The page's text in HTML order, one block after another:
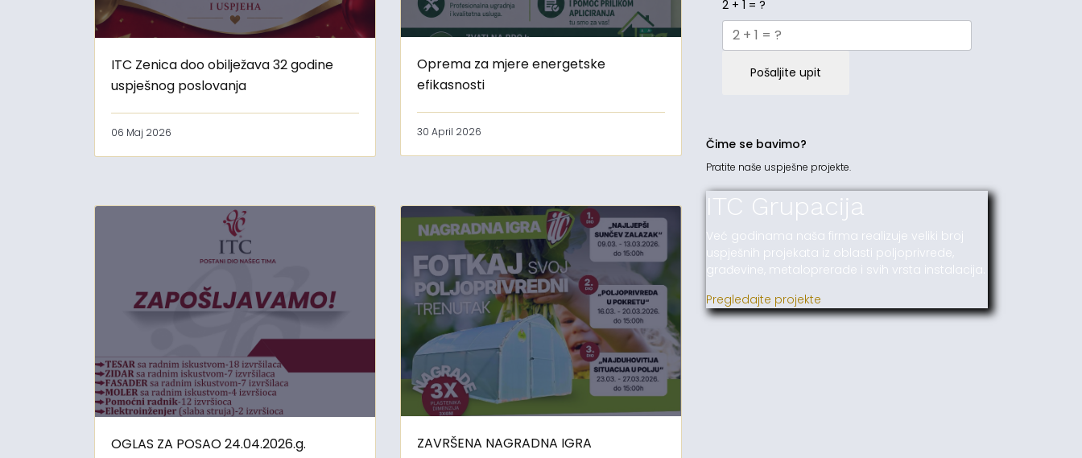
ITC Zenica doo obilježava 32 godine
uspješnog poslovanja
06 Maj 2026
Oprema za mjere energetske
efikasnosti
30 April 2026
OGLAS ZA POSAO 24.04.2026.g. ZAVRŠENA NAGRADNA IGRA
2 + 1 = ?
Pošaljite upit
Čime se bavimo?
Pratite naše uspješne projekte.
ITC Grupacija
Već godinama naša firma realizuje veliki broj
uspješnih projekata iz oblasti poljoprivrede,
građevine, metaloprerade i svih vrsta instalacija.
Pregledajte projekte